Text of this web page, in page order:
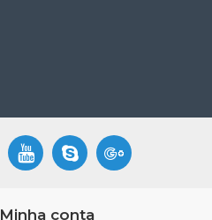
Minha conta